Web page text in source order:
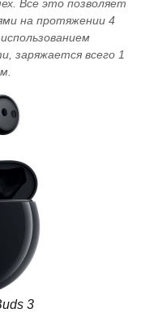
Все это позволяет
на протяжении 4
заряжается всего 1
3